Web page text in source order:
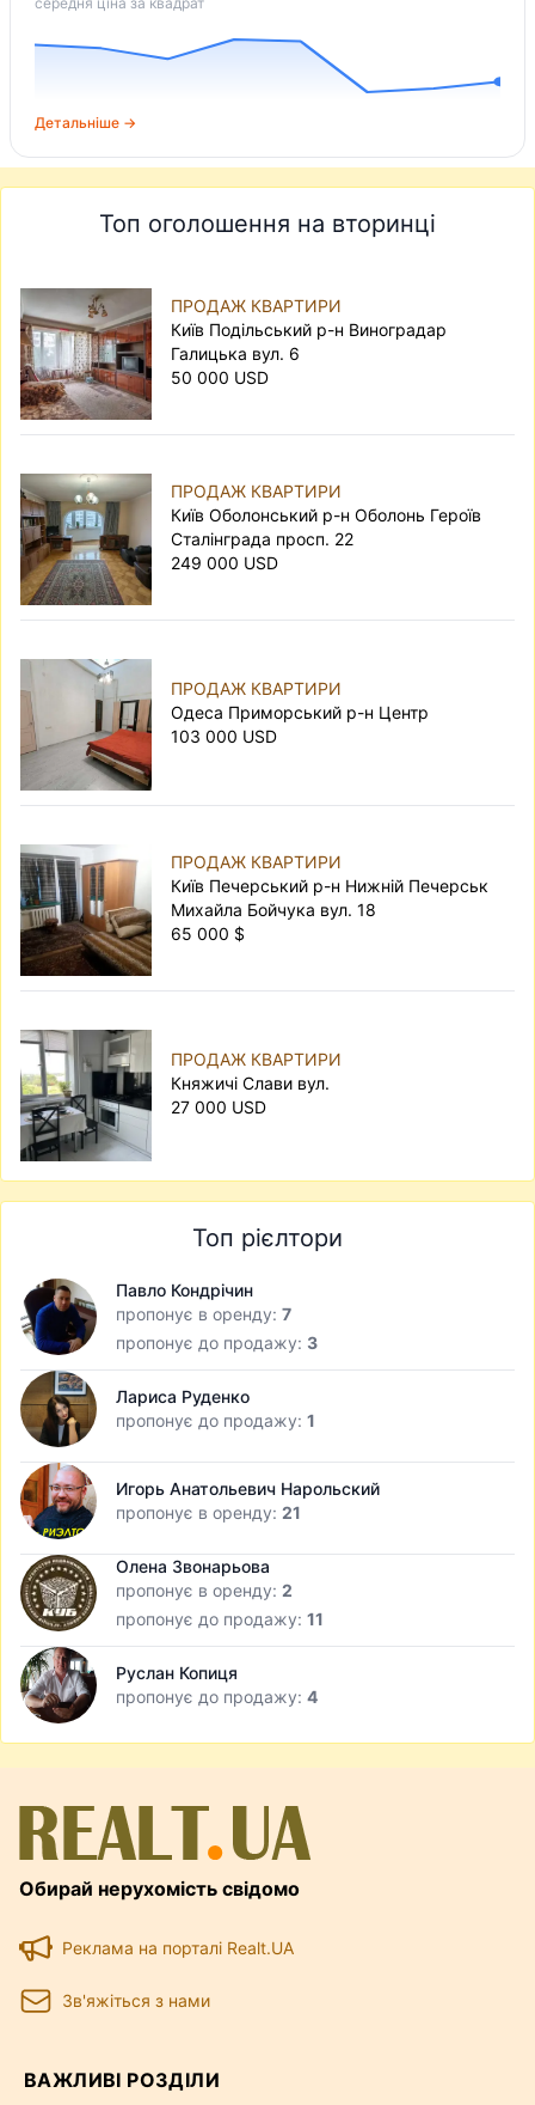
Детальніше →
Топ оголошення на вторинці
ПРОДАЖ КВАРТИРИ
Київ Подільський р-н Виноградар
Галицька вул. 6
50 000 USD
ПРОДАЖ КВАРТИРИ
Київ Оболонський р-н Оболонь Героїв
Сталінграда просп. 22
249 000 USD
ПРОДАЖ КВАРТИРИ
Одеса Приморський р-н Центр
103 000 USD
ПРОДАЖ КВАРТИРИ
Київ Печерський р-н Нижній Печерськ
Михайла Бойчука вул. 18
65 000 $
ПРОДАЖ КВАРТИРИ
Княжичі Слави вул.
27 000 USD
Топ рієлтори
Павло Кондрічин
пропонує в оренду: 7
пропонує до продажу: 3
Лариса Руденко
пропонує до продажу: 1
Игорь Анатольевич Нарольский
пропонує в оренду: 21
Олена Звонарьова
пропонує в оренду: 2
пропонує до продажу: 11
Руслан Копиця
пропонує до продажу: 4
Обирай нерухомість свідомо
Реклама на порталі Realt.UA
Зв'яжіться з нами
ВАЖЛИВІ РОЗДІЛИ